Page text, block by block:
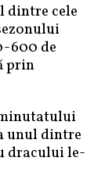
dintre cele
600 de
prin
unul dintre
dracului le-